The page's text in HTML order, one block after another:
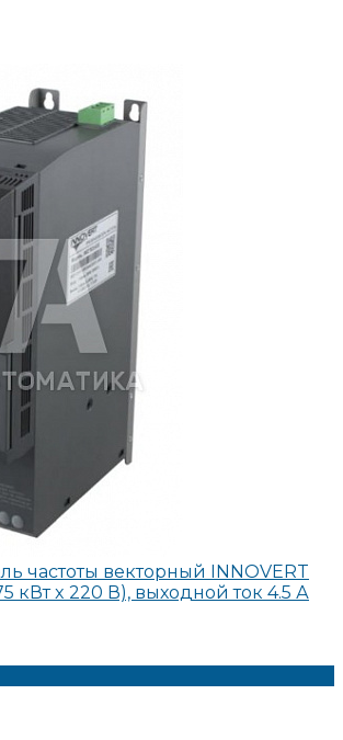
частоты векторный INNOVERT
кВт x 220 В), выходной ток 4.5 А